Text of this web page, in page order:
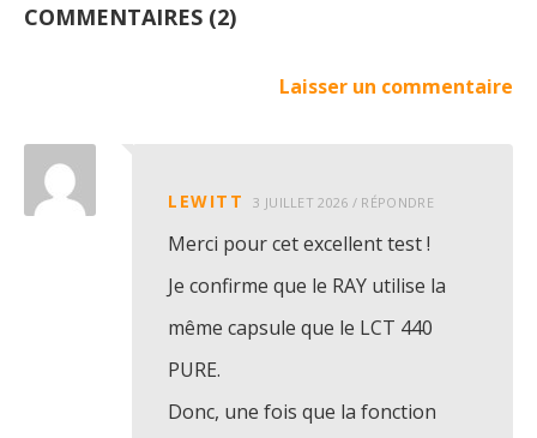
COMMENTAIRES (2)
Laisser un commentaire
LEWITT 3 JUILLET 2026 / RÉPONDRE
Merci pour cet excellent test !
Je confirme que le RAY utilise la
même capsule que le LCT 440
PURE.
Donc, une fois que la fonction